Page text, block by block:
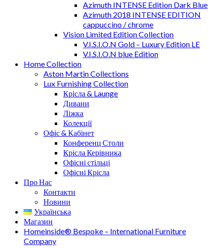
Azimuth INTENSE Edition Dark Blue
Azimuth 2018 INTENSE EDITION
cappuccino / chrome
Vision Limited Edition Collection
V.I.S.I.O.N Gold – Luxury Edition LE
V.I.S.I.O.N blue Edition
Home Collection
Aston Martin Collections
Lux Furnishing Collection
Крісла & Launge
Дивани
Ліжка
Колекції
Офіс & Кабінет
Конференц Столи
Крісла Керівника
Офісні стільці
Офісні Крісла
Про Нас
Контакти
Новини
Українська
Магазин
Homeinside® Bespoke – International Furniture
Company